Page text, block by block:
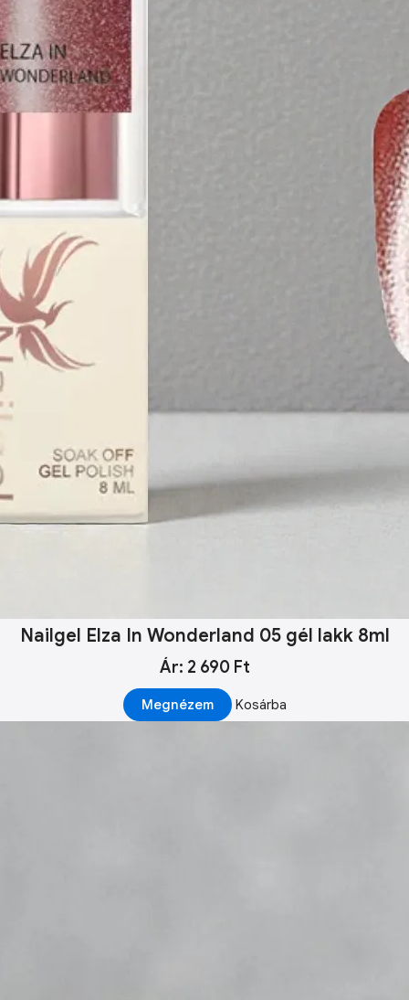
Nailgel Elza In Wonderland 05 gél lakk 8ml
Ár: 2 690 Ft
Megnézem Kosárba